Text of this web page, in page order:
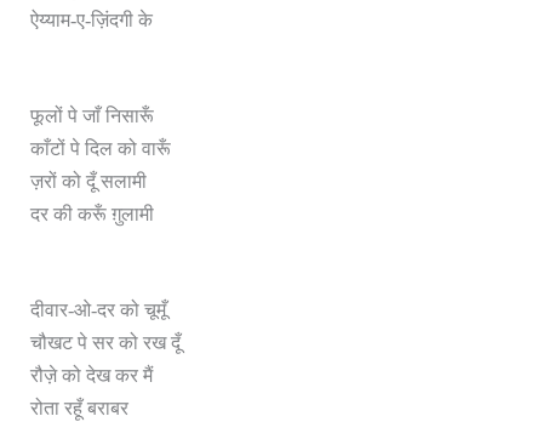
ऐय्याम-ए-ज़िंदगी के
फूलों पे जाँ निसारूँ
काँटों पे दिल को वारूँ
ज़रों को दूँ सलामी
दर की करूँ ग़ुलामी
दीवार-ओ-दर को चूमूँ
चौखट पे सर को रख दूँ
रौज़े को देख कर मैं
रोता रहूँ बराबर